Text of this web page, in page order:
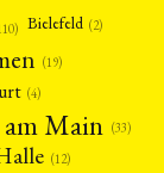
Bielefeld (2)
(19)
(4)
Main (33)
(12)